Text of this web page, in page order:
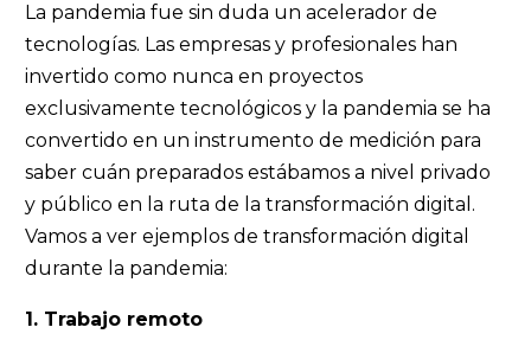
La pandemia fue sin duda un acelerador de
tecnologías. Las empresas y profesionales han
invertido como nunca en proyectos
exclusivamente tecnológicos y la pandemia se ha
convertido en un instrumento de medición para
saber cuán preparados estábamos a nivel privado
y público en la ruta de la transformación digital.
Vamos a ver ejemplos de transformación digital
durante la pandemia:
1. Trabajo remoto